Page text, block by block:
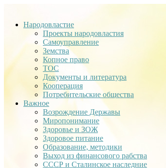
Народовластие
Проекты народовластия
Самоуправление
Земства
Копное право
ТОС
Документы и литература
Кооперация
Потребительские общества
Важное
Возрождение Державы
Миропонимание
Здоровье и ЗОЖ
Здоровое питание
Образование, методики
Выход из финансового рабства
СССР и Сталинское наследние